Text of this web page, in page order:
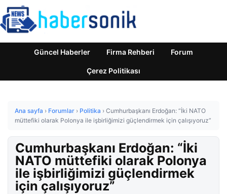
Güncel Haberler Firma Rehberi Forum
Çerez Politikası
Ana sayfa › Forumlar › Politika › Cumhurbaşkanı Erdoğan: “İki NATO
müttefiki olarak Polonya ile işbirliğimizi güçlendirmek için çalışıyoruz”
Cumhurbaşkanı Erdoğan: “İki
NATO müttefiki olarak Polonya
ile işbirliğimizi güçlendirmek
için çalışıyoruz”